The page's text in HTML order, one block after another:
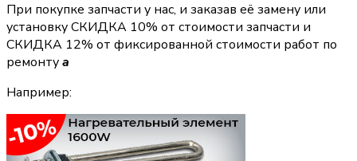
При покупке запчасти у нас, и заказав её замену или
установкуСКИДКА 10% от стоимости запчасти и
СКИДКА 12% от фиксированной стоимости работ по
ремонтуa
Например: